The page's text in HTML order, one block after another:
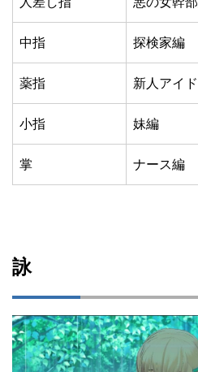
中指 探検家編
薬指 新人アイ
小指 妹編
掌 ナース編
詠